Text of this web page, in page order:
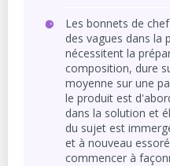
Les bonnets de
des vagues dans la
nécessitent la
composition, dure
moyenne sur une
le produit est
dans la solution et
du sujet est
et à nouveau
commencer à